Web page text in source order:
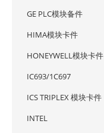
GE PLC模块备件
HIMA模块卡件
HONEYWELL模块卡件
IC693/1C697
ICS TRIPLEX 模块卡件
INTEL